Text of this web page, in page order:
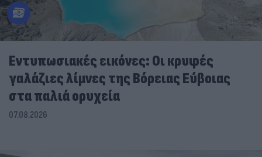
Εντυπωσιακές εικόνες: Οι κρυφές
γαλάζιες λίμνες της Βόρειας Εύβοιας
στα παλιά ορυχεία
07.08.2026